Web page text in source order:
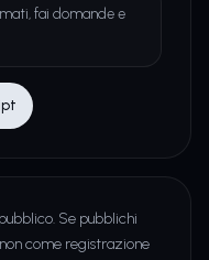
fai domande e
Se pubblichi
come registrazione